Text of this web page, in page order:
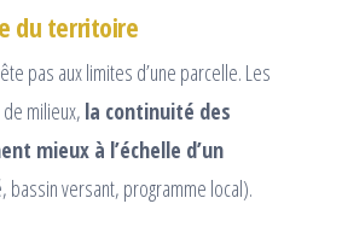
du territoire
pas aux limites d’une parcelle. Les
milieux, la continuité des
mieux à l’échelle d’un
bassin versant, programme local).